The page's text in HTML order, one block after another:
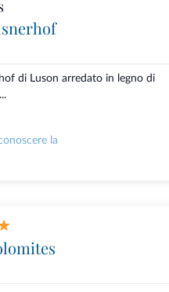
di Luson arredato in legno di
la